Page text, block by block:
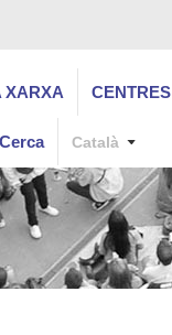
XARXA CENTRES
Cerca Català